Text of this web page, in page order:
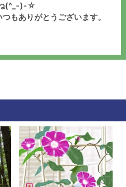
(^_-)-☆
もありがとうございます。